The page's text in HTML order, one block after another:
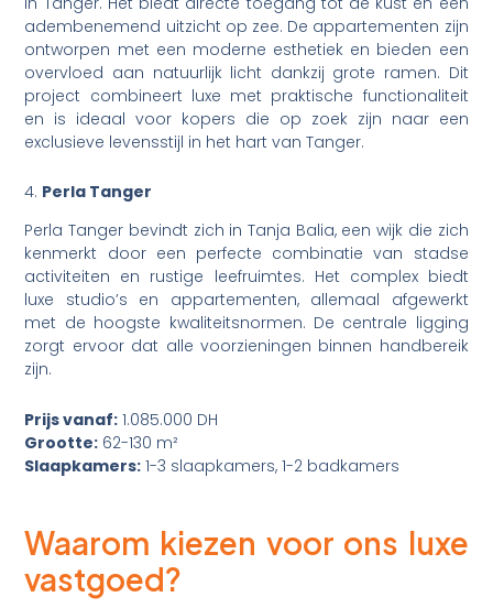
adembenemend uitzicht op zee. De appartementen zijn
ontworpen met een moderne esthetiek en bieden een
overvloed aan natuurlijk licht dankzij grote ramen. Dit
project combineert luxe met praktische functionaliteit
en is ideaal voor kopers die op zoek zijn naar een
exclusieve levensstijl in het hart van Tanger.
4. Perla Tanger
Perla Tanger bevindt zich in Tanja Balia, een wijk die zich
kenmerkt door een perfecte combinatie van stadse
activiteiten en rustige leefruimtes. Het complex biedt
luxe studio’s en appartementen, allemaal afgewerkt
met de hoogste kwaliteitsnormen. De centrale ligging
zorgt ervoor dat alle voorzieningen binnen handbereik
zijn.
Prijs vanaf: 1.085.000 DH
Grootte: 62-130 m²
Slaapkamers: 1-3 slaapkamers, 1-2 badkamers
Waarom kiezen voor ons luxe
vastgoed?